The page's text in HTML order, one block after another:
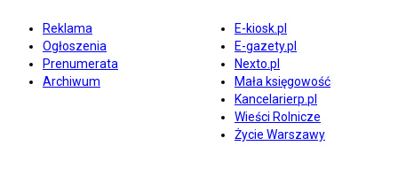
Reklama
Ogłoszenia
Prenumerata
Archiwum
E-kiosk.pl
E-gazety.pl
Nexto.pl
Mała księgowość
Kancelarierp.pl
Wieści Rolnicze
Życie Warszawy